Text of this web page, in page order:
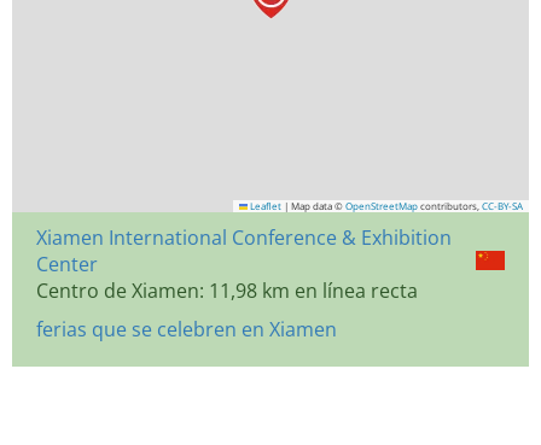
Leaflet | Map data © OpenStreetMap contributors, CC-BY-SA
Xiamen International Conference & Exhibition
Center
Centro de Xiamen: 11,98 km en línea recta
ferias que se celebren en Xiamen